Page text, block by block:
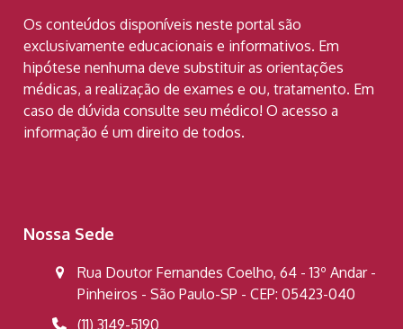
Os conteúdos disponíveis neste portal são
exclusivamente educacionais e informativos. Em
hipótese nenhuma deve substituir as orientações
médicas, a realização de exames e ou, tratamento. Em
caso de dúvida consulte seu médico! O acesso a
informação é um direito de todos.
Nossa Sede
Rua Doutor Fernandes Coelho, 64 - 13º Andar -
Pinheiros - São Paulo-SP - CEP: 05423-040
(11) 3149-5190